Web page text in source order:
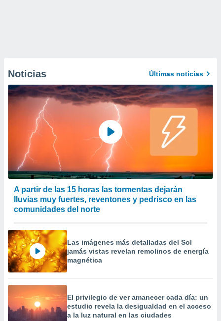
Noticias Últimas noticias
A partir de las 15 horas las tormentas dejarán
lluvias muy fuertes, reventones y pedrisco en las
comunidades del norte
Las imágenes más detalladas del Sol
jamás vistas revelan remolinos de energía
magnética
El privilegio de ver amanecer cada día: un
estudio revela la desigualdad en el acceso
a la luz natural en las ciudades